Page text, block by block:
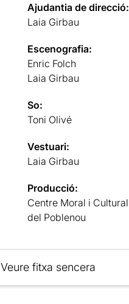
Ajudantia de direcció:
Laia Girbau
Escenografia:
Enric Folch
Laia Girbau
So:
Toni Olivé
Vestuari:
Laia Girbau
Producció:
Centre Moral i Cultural
del Poblenou
Veure fitxa sencera